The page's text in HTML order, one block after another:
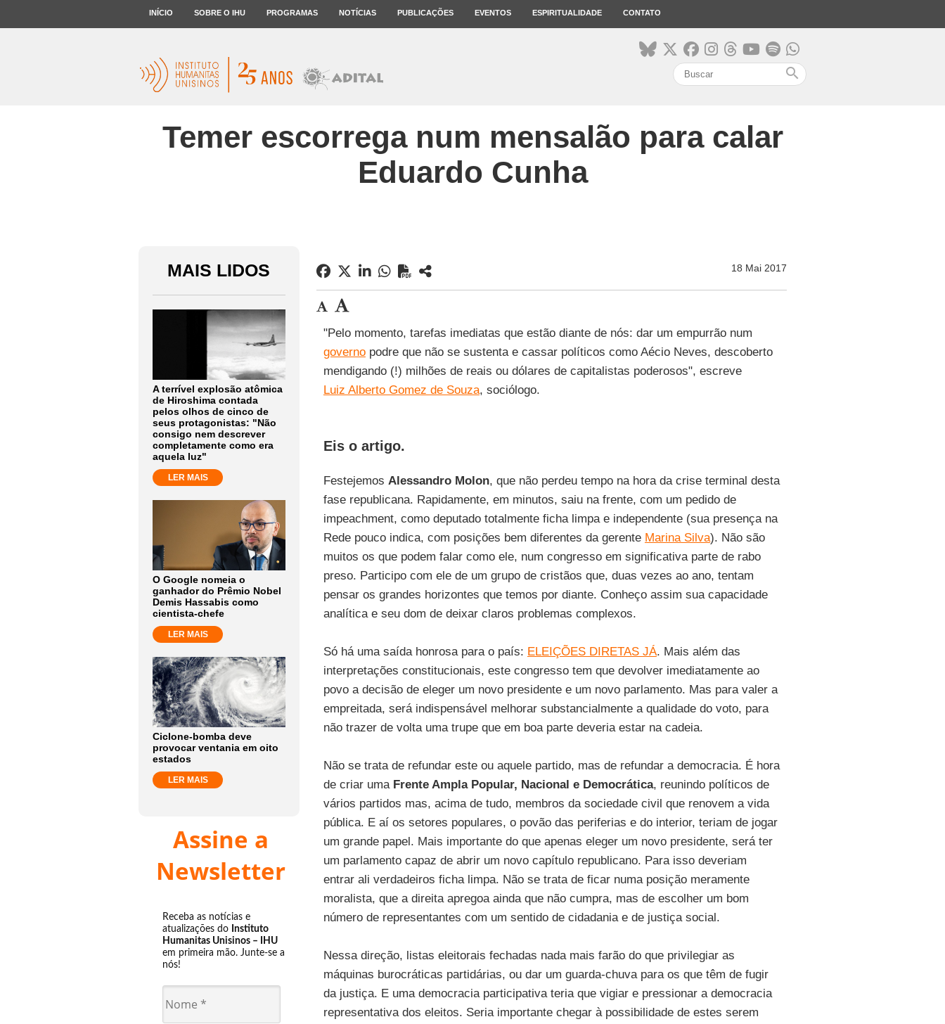
INÍCIO SOBRE O IHU PROGRAMAS NOTÍCIAS PUBLICAÇÕES EVENTOS ESPIRITUALIDADE CONTATO
search
Temer escorrega num mensalão para calar
Eduardo Cunha
MAIS LIDOS
A terrível explosão atômica
de Hiroshima contada
pelos olhos de cinco de
seus protagonistas: "Não
consigo nem descrever
completamente como era
aquela luz"
LER MAIS
O Google nomeia o
ganhador do Prêmio Nobel
Demis Hassabis como
cientista-chefe
LER MAIS
Ciclone-bomba deve
provocar ventania em oito
estados
LER MAIS
Assine a
Newsletter
Receba as notícias e
atualizações do Instituto
Humanitas Unisinos – IHU
em primeira mão. Junte-se a
nós!
18 Mai 2017
"Pelo momento, tarefas imediatas que estão diante de nós: dar um empurrão num
governopodre que não se sustenta e cassar políticos como Aécio Neves, descoberto
mendigando (!) milhões de reais ou dólares de capitalistas poderosos", escreve
Luiz Alberto Gomez de Souza, sociólogo.
Eis o artigo.
Festejemos Alessandro Molon, que não perdeu tempo na hora da crise terminal desta
fase republicana. Rapidamente, em minutos, saiu na frente, com um pedido de
impeachment, como deputado totalmente ficha limpa e independente (sua presença na
Rede pouco indica, com posições bem diferentes da gerente Marina Silva). Não são
muitos os que podem falar como ele, num congresso em significativa parte de rabo
preso. Participo com ele de um grupo de cristãos que, duas vezes ao ano, tentam
pensar os grandes horizontes que temos por diante. Conheço assim sua capacidade
analítica e seu dom de deixar claros problemas complexos.
Só há uma saída honrosa para o país: ELEIÇÕES DIRETAS JÁ. Mais além das
interpretações constitucionais, este congresso tem que devolver imediatamente ao
povo a decisão de eleger um novo presidente e um novo parlamento. Mas para valer a
empreitada, será indispensável melhorar substancialmente a qualidade do voto, para
não trazer de volta uma trupe que em boa parte deveria estar na cadeia.
Não se trata de refundar este ou aquele partido, mas de refundar a democracia. É hora
de criar uma Frente Ampla Popular, Nacional e Democrática, reunindo políticos de
vários partidos mas, acima de tudo, membros da sociedade civil que renovem a vida
pública. E aí os setores populares, o povão das periferias e do interior, teriam de jogar
um grande papel. Mais importante do que apenas eleger um novo presidente, será ter
um parlamento capaz de abrir um novo capítulo republicano. Para isso deveriam
entrar ali verdadeiros ficha limpa. Não se trata de ficar numa posição meramente
moralista, que a direita apregoa ainda que não cumpra, mas de escolher um bom
número de representantes com um sentido de cidadania e de justiça social.
Nessa direção, listas eleitorais fechadas nada mais farão do que privilegiar as
máquinas burocráticas partidárias, ou dar um guarda-chuva para os que têm de fugir
da justiça. E uma democracia participativa teria que vigiar e pressionar a democracia
representativa dos eleitos. Seria importante chegar à possibilidade de estes serem